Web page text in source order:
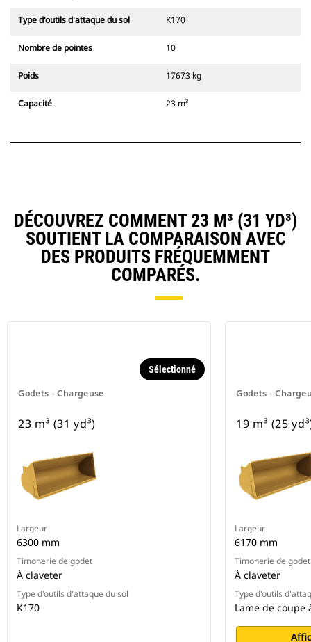
Type d'outils d'attaque du sol K170
Nombre de pointes 10
Poids 17673 kg
Capacité 23 m³
DÉCOUVREZ COMMENT 23 M³ (31 YD³)
SOUTIENT LA COMPARAISON AVEC
DES PRODUITS FRÉQUEMMENT
COMPARÉS.
Godets - Chargeuse
Sélectionné
23 m³ (31 yd³)
Largeur
6300 mm
Timonerie de godet
À claveter
Type d'outils d'attaque du sol
K170
Godets -
19 m³ (25
Largeur
6170 mm
Timonerie de godet
À claveter
Type d'outils
Lame de coupe